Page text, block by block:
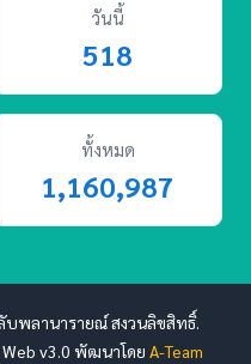
วันนี้
518
ทั้งหมด
1,160,987
พลานารายณ์ สงวนลิขสิทธิ์.
Web v3.0 พัฒนาโดย A-Team